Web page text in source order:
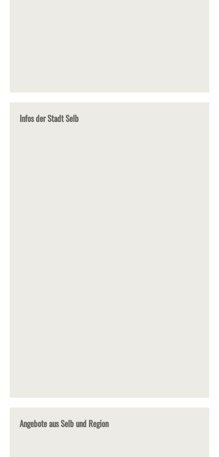
Infos der Stadt Selb
Angebote aus Selb und Region